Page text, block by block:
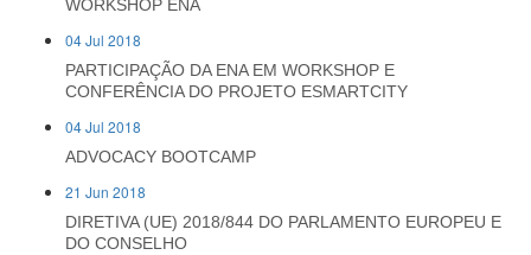
WORKSHOP ENA
04 Jul 2018
PARTICIPAÇÃO DA ENA EM WORKSHOP E
CONFERÊNCIA DO PROJETO ESMARTCITY
04 Jul 2018
ADVOCACY BOOTCAMP
21 Jun 2018
DIRETIVA (UE) 2018/844 DO PARLAMENTO EUROPEU E
DO CONSELHO